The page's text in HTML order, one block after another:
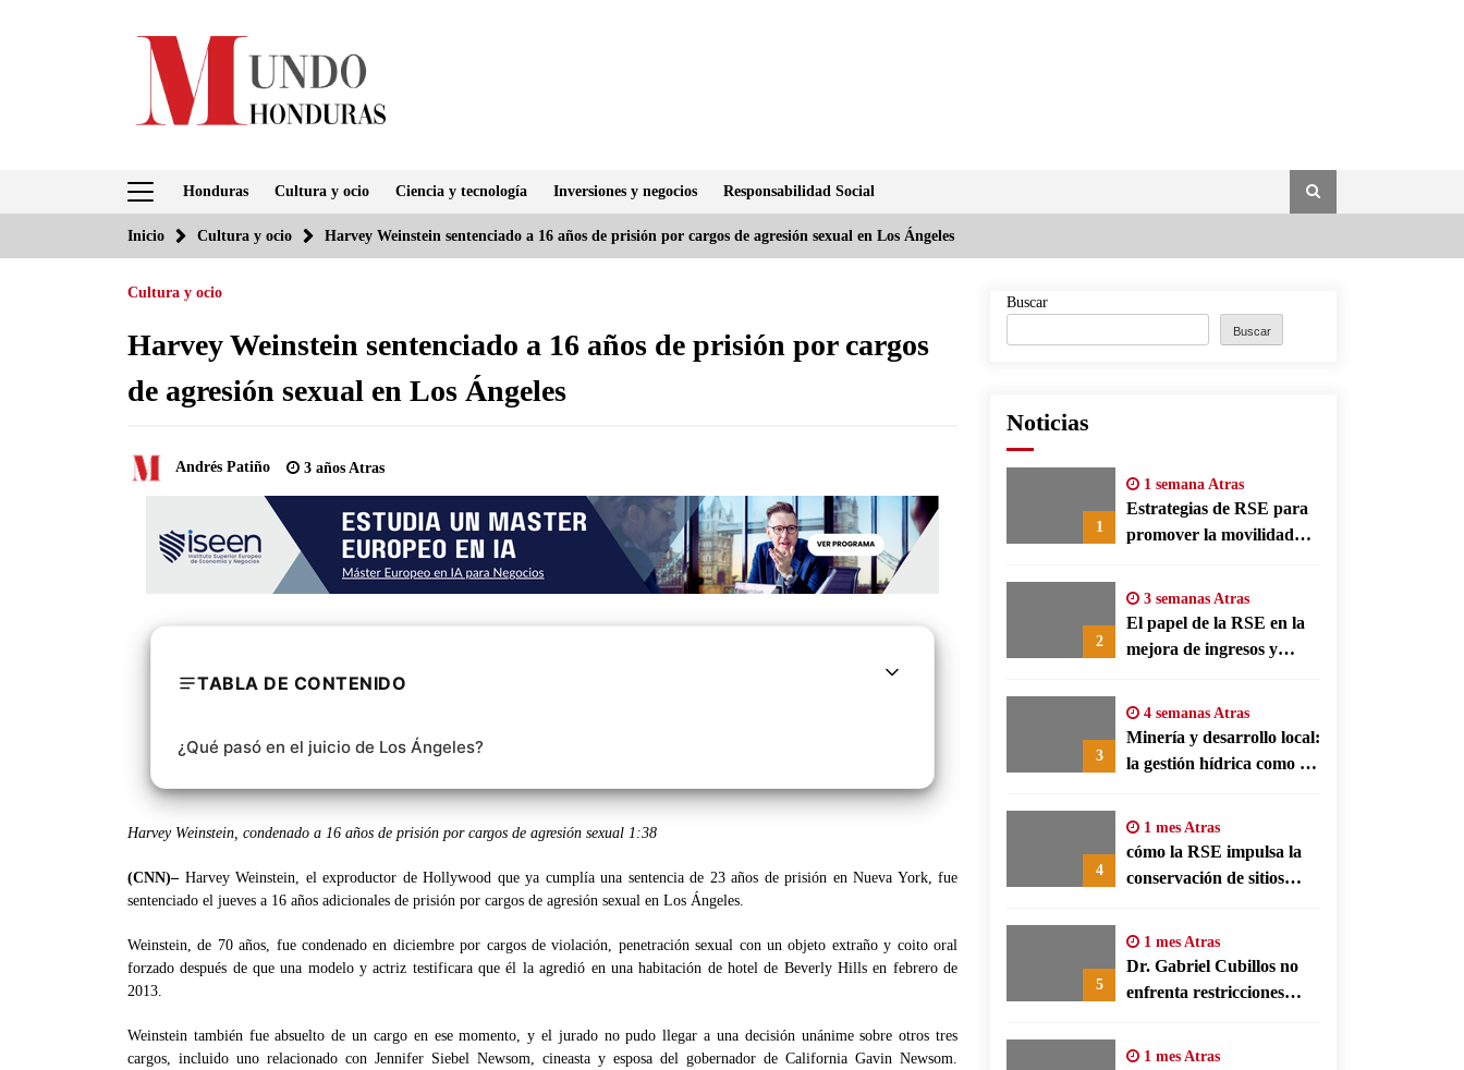
Honduras Cultura y ocio Ciencia y tecnología Inversiones y negocios Responsabilidad Social
Inicio Cultura y ocio Harvey Weinstein sentenciado a 16 años de prisión por cargos de agresión sexual en Los Ángeles
Cultura y ocio
Harvey Weinstein sentenciado a 16 años de prisión por cargos
de agresión sexual en Los Ángeles
Andrés Patiño 3 años Atras
TABLA DE CONTENIDO
¿Qué pasó en el juicio de Los Ángeles?
Harvey Weinstein, condenado a 16 años de prisión por cargos de agresión sexual 1:38
(CNN)– Harvey Weinstein, el exproductor de Hollywood que ya cumplía una sentencia de 23 años de prisión en Nueva York, fue
sentenciado el jueves a 16 años adicionales de prisión por cargos de agresión sexual en Los Ángeles.
Weinstein, de 70 años, fue condenado en diciembre por cargos de violación, penetración sexual con un objeto extraño y coito oral
forzado después de que una modelo y actriz testificara que él la agredió en una habitación de hotel de Beverly Hills en febrero de
2013.
Weinstein también fue absuelto de un cargo en ese momento, y el jurado no pudo llegar a una decisión unánime sobre otros tres
cargos, incluido uno relacionado con Jennifer Siebel Newsom, cineasta y esposa del gobernador de California Gavin Newsom.
Buscar
Buscar
Noticias
1
1 semana Atras
Estrategias de RSE para
promover la movilidad
fabriles alemanes
2
3 semanas Atras
El papel de la RSE en la
mejora de ingresos y
3
4 semanas Atras
Minería y desarrollo local:
la gestión hídrica como eje
4
1 mes Atras
cómo la RSE impulsa la
conservación de sitios
5
1 mes Atras
Dr. Gabriel Cubillos no
enfrenta restricciones
1 mes Atras